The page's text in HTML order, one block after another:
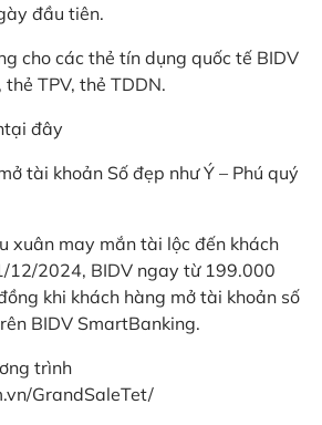
đầu tiên.
cho các thẻ tín dụng quốc tế BIDV
TPV, thẻ TDDN.
tại đây
tài khoản Số đẹp như Ý – Phú quý
xuân may mắn tài lộc đến khách
12/2024, BIDV ngay từ 199.000
khi khách hàng mở tài khoản số
BIDV SmartBanking.
trình
GrandSaleTet/